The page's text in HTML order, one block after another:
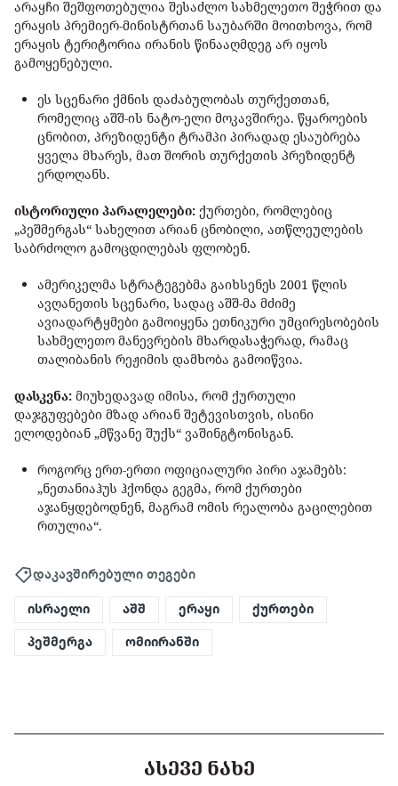
არაყჩი შეშფოთებულია შესაძლო სახმელეთო შეჭრით და
ერაყის პრემიერ-მინისტრთან საუბარში მოითხოვა, რომ
ერაყის ტერიტორია ირანის წინააღმდეგ არ იყოს
გამოყენებული.
ეს სცენარი ქმნის დაძაბულობას თურქეთთან,
რომელიც აშშ-ის ნატო-ელი მოკავშირეა. წყაროების
ცნობით, პრეზიდენტი ტრამპი პირადად ესაუბრება
ყველა მხარეს, მათ შორის თურქეთის პრეზიდენტ
ერდოღანს.
ისტორიული პარალელები: ქურთები, რომლებიც
„პეშმერგას“ სახელით არიან ცნობილი, ათწლეულების
საბრძოლო გამოცდილებას ფლობენ.
ამერიკელმა სტრატეგებმა გაიხსენეს 2001 წლის
ავღანეთის სცენარი, სადაც აშშ-მა მძიმე
ავიადარტყმები გამოიყენა ეთნიკური უმცირესობების
სახმელეთო მანევრების მხარდასაჭერად, რამაც
თალიბანის რეჟიმის დამხობა გამოიწვია.
დასკვნა: მიუხედავად იმისა, რომ ქურთული
დაჯგუფებები მზად არიან შეტევისთვის, ისინი
ელოდებიან „მწვანე შუქს“ ვაშინგტონისგან.
როგორც ერთ-ერთი ოფიციალური პირი აჯამებს:
„ნეთანიაჰუს ჰქონდა გეგმა, რომ ქურთები
აჯანყდებოდნენ, მაგრამ ომის რეალობა გაცილებით
რთულია“.
დაკავშირებული თეგები
ისრაელი აშშ ერაყი ქურთები
პეშმერგა ომიირანში
ᲐᲡᲔᲕᲔ ᲜᲐᲮᲔ